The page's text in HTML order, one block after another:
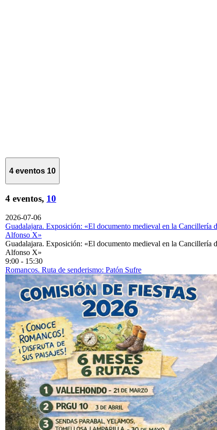
4 eventos 10
4 eventos, 10
2026-07-06
Guadalajara. Exposición: «El documento medieval en la Cancillería
Alfonso X»
Guadalajara. Exposición: «El documento medieval en la Cancillería
Alfonso X»
9:00 - 15:30
Romancos. Ruta de senderismo: Patón Sufre